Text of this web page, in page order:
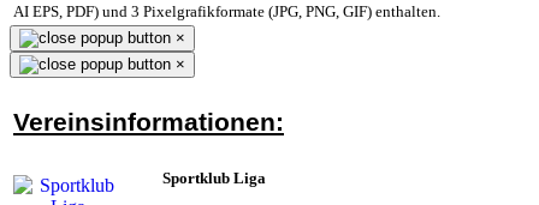
AI EPS, PDF) und 3 Pixelgrafikformate (JPG, PNG, GIF) enthalten.
×
×
Vereinsinformationen:
Sportklub Liga